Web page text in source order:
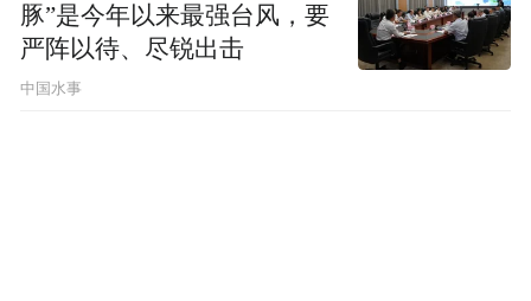
豚”是今年以来最强台风，要
严阵以待、尽锐出击
中国水事